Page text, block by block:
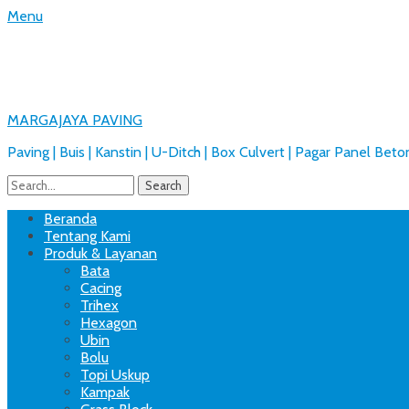
Menu
MARGAJAYA PAVING
Paving | Buis | Kanstin | U-Ditch | Box Culvert | Pagar Panel
Search
for:
Primary
Menu
Skip
content
Beranda
Tentang Kami
Produk & Layanan
Bata
Cacing
Trihex
Hexagon
Ubin
Bolu
Topi Uskup
Kampak